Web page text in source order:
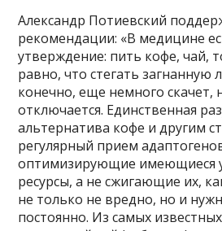
Александр Потиевский
рекомендации: «В медицине
утверждение: пить кофе, чай,
равно, что стегать загнанную
конечно, еще немного скачет,
отключается. Единственная
альтернатива кофе и другим
регулярный прием
оптимизирующие имеющиеся
ресурсы, а не сжигающие их,
не только не вредно, но и
постоянно. Из самых